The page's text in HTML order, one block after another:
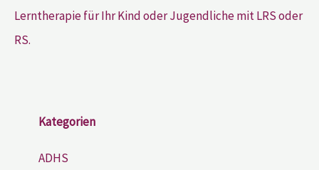
Lerntherapie für Ihr Kind oder Jugendliche mit LRS oder
RS.
Kategorien
ADHS